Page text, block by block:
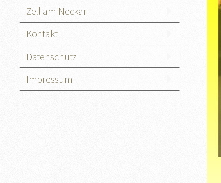
Zell am Neckar
Kontakt
Datenschutz
Impressum